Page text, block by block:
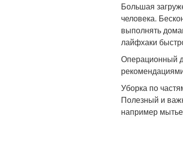
Большая
человека.
выполнять
лайфхаки
Операционный
Уборка по
Полезный и
например